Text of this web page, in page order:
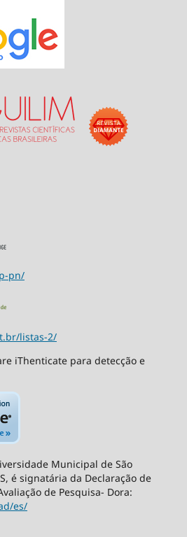
pn/
listas-2/
iThenticate para detecção e
Municipal de São
é signatária da Declaração de
de Pesquisa- Dora:
es/